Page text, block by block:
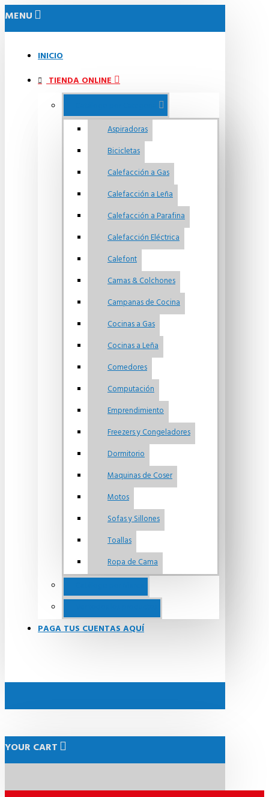
MENU
INICIO
TIENDA ONLINE
Aspiradoras
Bicicletas
Calefacción a Gas
Calefacción a Leña
Calefacción a Parafina
Calefacción Eléctrica
Calefont
Camas & Colchones
Campanas de Cocina
Cocinas a Gas
Cocinas a Leña
Comedores
Computación
Emprendimiento
Freezers y Congeladores
Dormitorio
Maquinas de Coser
Motos
Sofas y Sillones
Toallas
Ropa de Cama
PAGA TUS CUENTAS AQUÍ
YOUR CART